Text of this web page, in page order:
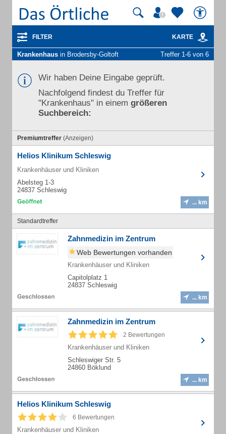
FILTER KARTE
Krankenhaus in Brodersby-Goltoft Treffer 1-6 von 6
Wir haben Deine Eingabe geprüft.
Nachfolgend findest du Treffer für
"Krankenhaus" in einem größeren
Suchbereich:
Premiumtreffer (Anzeigen)
Helios Klinikum Schleswig
Krankenhäuser und Kliniken
Abelsteg 1-3
24837 Schleswig
... km
Standardtreffer
Zahnmedizin im Zentrum
Web Bewertungen vorhanden
Krankenhäuser und Kliniken
Capitolplatz 1
24837 Schleswig
... km
Zahnmedizin im Zentrum
2 Bewertungen
Krankenhäuser und Kliniken
Schleswiger Str. 5
24860 Böklund
... km
Helios Klinikum Schleswig
6 Bewertungen
Krankenhäuser und Kliniken